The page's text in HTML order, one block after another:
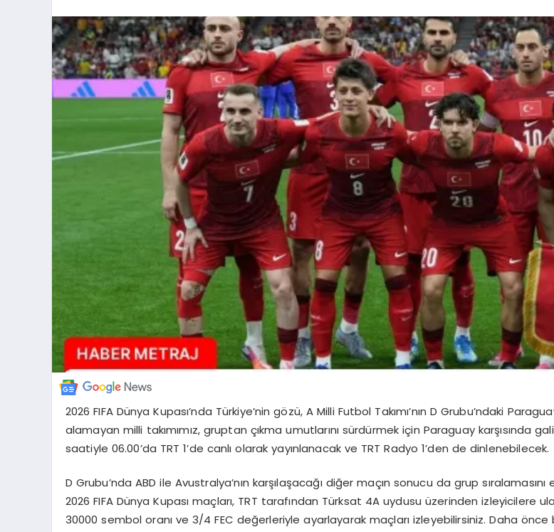
2026 FIFA Dünya Kupası’nda Türkiye’nin gözü, A Milli Futbol Takımı’nın D Grubu’ndaki
alamayan milli takımımız, gruptan çıkma umutlarını sürdürmek için Paraguay karşısında
saatiyle 06.00’da TRT 1’de canlı olarak yayınlanacak ve TRT Radyo 1’den de dinlenebilecek.
D Grubu’nda ABD ile Avustralya’nın karşılaşacağı diğer maçın sonucu da grup
2026 FIFA Dünya Kupası maçları, TRT tarafından Türksat 4A uydusu üzerinden izleyicilere
30000 sembol oranı ve 3/4 FEC değerleriyle ayarlayarak maçları izleyebilirsiniz. Daha